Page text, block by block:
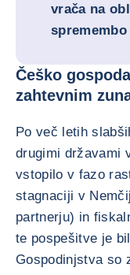
vrača na
Češko
zahtevnim
Po več letih
drugimi državami
vstopilo v fazo
stagnaciji v
partnerju) in
te pospešitve je
Gospodinjstva so